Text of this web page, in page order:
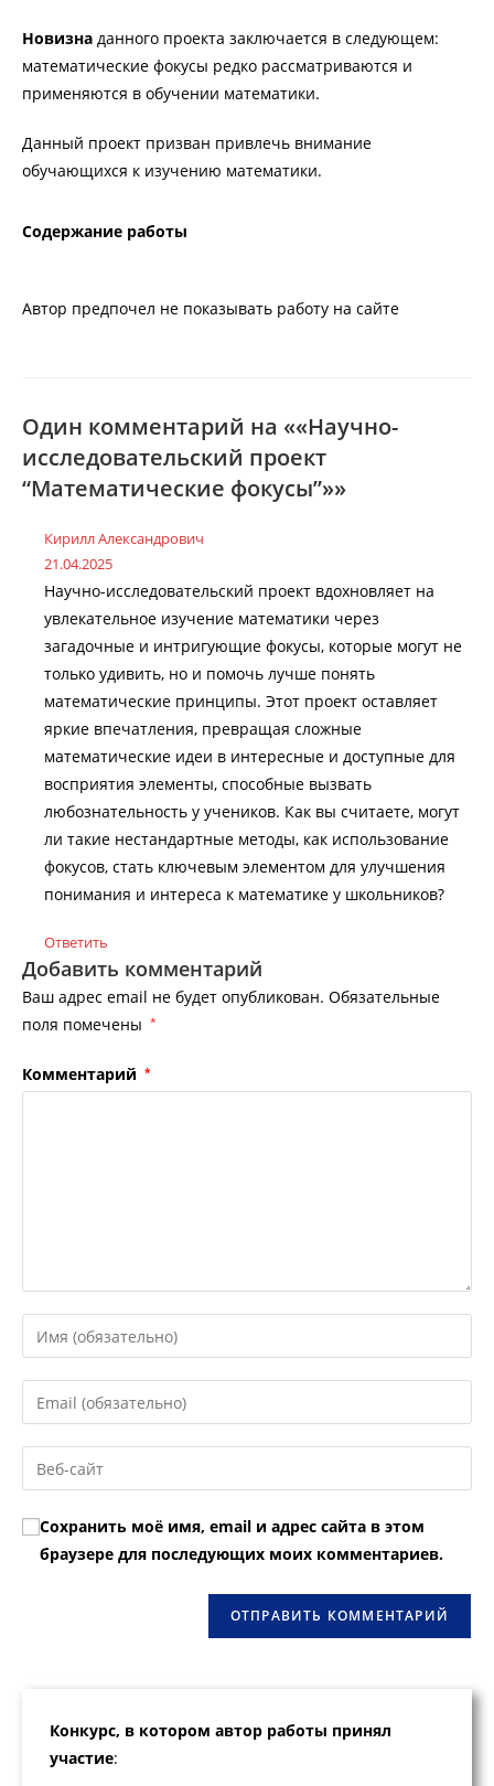
Новизна данного проекта заключается в следующем:
математические фокусы редко рассматриваются и
применяются в обучении математики.
Данный проект призван привлечь внимание
обучающихся к изучению математики.
Содержание работы
Автор предпочел не показывать работу на сайте
Один комментарий на ««Научно-
исследовательский проект
“Математические фокусы”»»
Кирилл Александрович
21.04.2025
Научно-исследовательский проект вдохновляет на
увлекательное изучение математики через
загадочные и интригующие фокусы, которые могут не
только удивить, но и помочь лучше понять
математические принципы. Этот проект оставляет
яркие впечатления, превращая сложные
математические идеи в интересные и доступные для
восприятия элементы, способные вызвать
любознательность у учеников. Как вы считаете, могут
ли такие нестандартные методы, как использование
фокусов, стать ключевым элементом для улучшения
понимания и интереса к математике у школьников?
Ответить
Добавить комментарий
Ваш адрес email не будет опубликован. Обязательные
поля помечены *
Комментарий *
Введите
свое
имя
или
пользователя,
чтобы
прокомментировать
Введите
свой
email-
адрес,
прокомментировать
Введите
URL
вашего
веб-
сайта
Сохранить моё имя, email и адрес сайта в этом
браузере для последующих моих комментариев.
Конкурс, в котором автор работы принял
участие: